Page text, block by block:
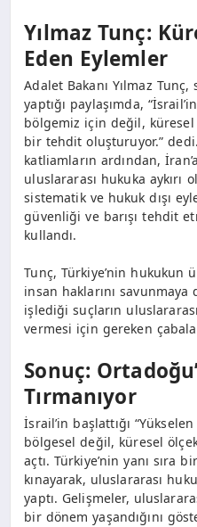
Yılmaz Tunç:
Eden Eylemler
Adalet Bakanı Yılmaz
yaptığı paylaşımda,
bölgemiz için değil,
bir tehdit oluşturuyor.” dedi.
katliamların ardından,
uluslararası hukuka
sistematik ve hukuk dışı
güvenliği ve barışı tehdit
kullandı.
Tunç, Türkiye’nin hukukun
insan haklarını
işlediği suçların
vermesi için gereken
Sonuç:
Tırmanıyor
İsrail’in başlattığı
bölgesel değil, küresel
açtı. Türkiye’nin yanı sıra
kınayarak, uluslararası
yaptı. Gelişmeler,
bir dönem yaşandığını